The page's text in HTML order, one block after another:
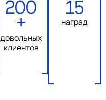
200
+
довольных
клиентов
15
наград